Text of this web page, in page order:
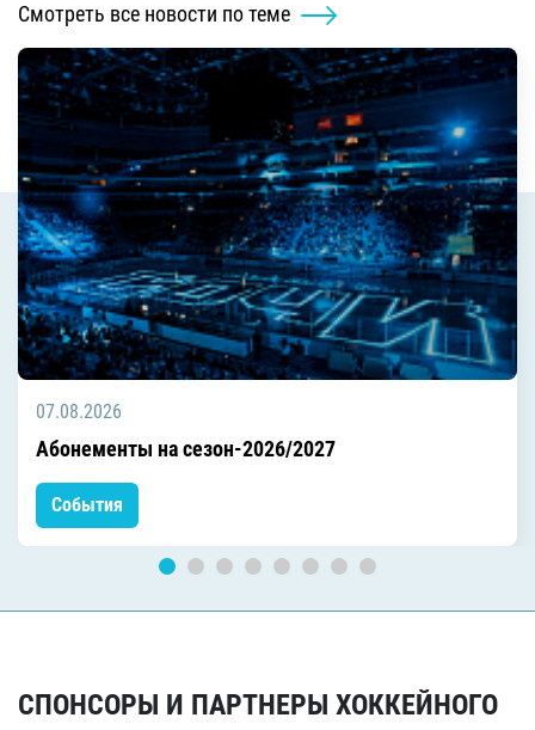
Смотреть все новости по теме
07.08.2026
Абонементы на сезон-2026/2027
События
СПОНСОРЫ И ПАРТНЕРЫ ХОККЕЙНОГО